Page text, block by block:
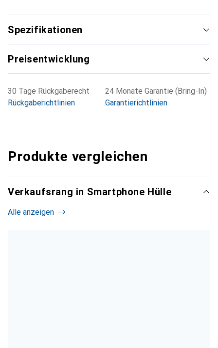
für den anspruchsvollen Kunden.
Spezifikationen
Preisentwicklung
30 Tage Rückgaberecht
Rückgaberichtlinien
24 Monate Garantie (Bring-In)
Garantierichtlinien
Produkte vergleichen
Verkaufsrang in Smartphone Hülle
Alle anzeigen